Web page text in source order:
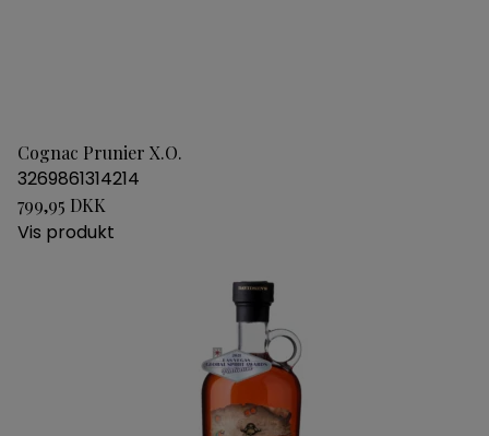
Cognac Prunier X.O.
3269861314214
799,95 DKK
Vis produkt